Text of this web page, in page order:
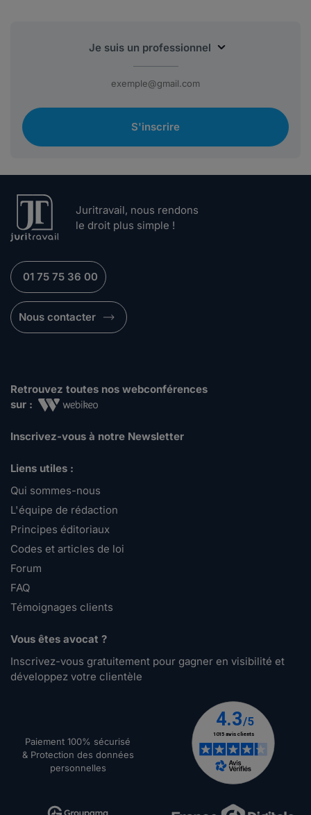
S'inscrire
Juritravail, nous rendons
le droit plus simple !
01 75 75 36 00
Nous contacter
Retrouvez toutes nos webconférences
sur :
Inscrivez-vous à notre Newsletter
Liens utiles :
Qui sommes-nous
L'équipe de rédaction
Principes éditoriaux
Codes et articles de loi
Forum
FAQ
Témoignages clients
Vous êtes avocat ?
Inscrivez-vous gratuitement pour gagner en visibilité et
développez votre clientèle
Paiement 100% sécurisé
& Protection des données
personnelles